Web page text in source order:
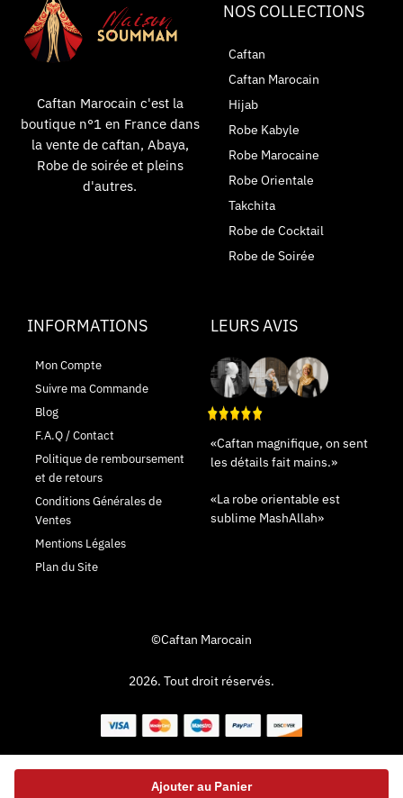
Ajouter au Panier
Caftan Marocain c'est la
boutique n°1 en France dans
la vente de caftan, Abaya,
Robe de soirée et pleins
d'autres.
NOS COLLECTIONS
Caftan
Caftan Marocain
Hijab
Robe Kabyle
Robe Marocaine
Robe Orientale
Takchita
Robe de Cocktail
Robe de Soirée
INFORMATIONS
Mon Compte
Suivre ma Commande
Blog
F.A.Q / Contact
Politique de remboursement
et de retours
Conditions Générales de
Ventes
Mentions Légales
Plan du Site
LEURS AVIS
«Caftan magnifique, on sent
les détails fait mains.»
«La robe orientable est
sublime MashAllah»
©Caftan Marocain
2026. Tout droit réservés.